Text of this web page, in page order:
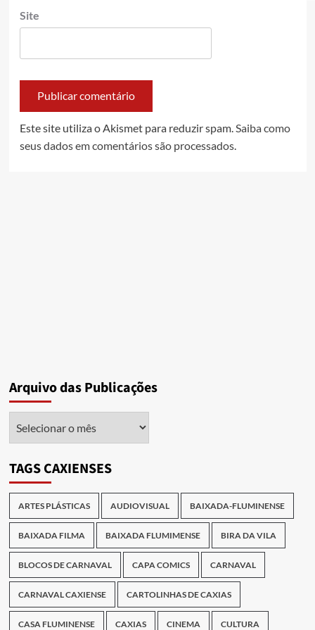
Site
Este site utiliza o Akismet para reduzir spam. Saiba como
seus dados em comentários são processados.
Arquivo das Publicações
TAGS CAXIENSES
ARTES PLÁSTICAS AUDIOVISUAL BAIXADA-FLUMINENSE
BAIXADA FILMA BAIXADA FLUMIMENSE BIRA DA VILA
BLOCOS DE CARNAVAL CAPA COMICS CARNAVAL
CARNAVAL CAXIENSE CARTOLINHAS DE CAXIAS
CASA FLUMINENSE CAXIAS CINEMA CULTURA